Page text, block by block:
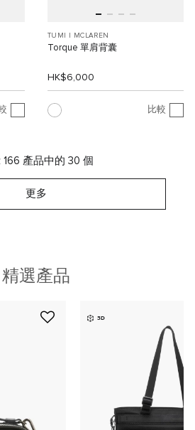
TUMI I MCLAREN
Torque 單肩背囊
HK$6,000
比較
166 產品中的 30 個
更多
精選產品
3D